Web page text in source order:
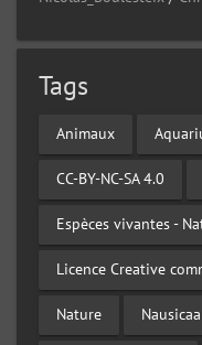
Tags
Animaux
CC-BY-NC-SA 4.0
Espèces vivantes -
Licence Creative
Nature Nausicaa